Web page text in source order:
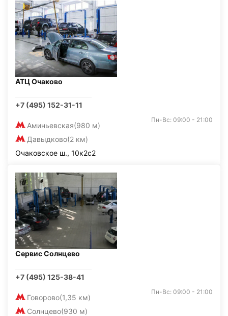
АТЦ Очаково
+7 (495) 152-31-11
Аминьевская(980 м)
Давыдково(2 км)
Пн-Вс: 09:00 - 21:00
Очаковское ш., 10к2с2
Сервис Солнцево
+7 (495) 125-38-41
Говорово(1,35 км)
Солнцево(930 м)
Пн-Вс: 09:00 - 21:00